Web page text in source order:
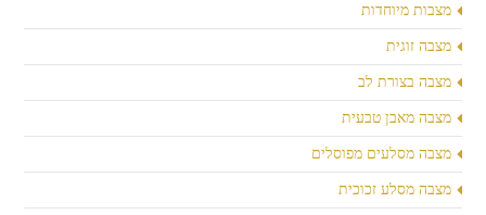
מצבות מיוחדות
מצבה זוגית
מצבה בצורת לב
מצבה מאבן טבעית
מצבה מסלעים מפוסלים
מצבה מסלע זכוכית